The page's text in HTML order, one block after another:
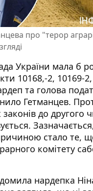
про "терор
України мала б
10168,-2, 10169-2,
та голова
Гетманцев.
до другого
стало те,
комітету
нардепка